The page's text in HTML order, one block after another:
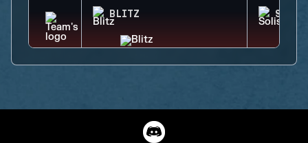
BLITZ SOLIS